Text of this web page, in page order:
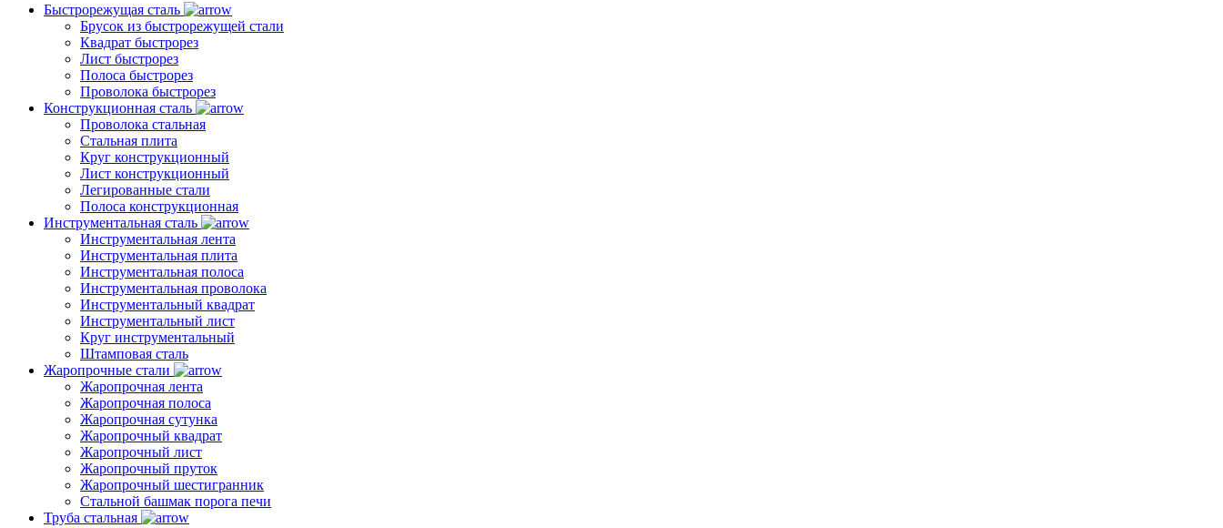
Быстрорежущая сталь
Брусок из быстрорежущей стали
Квадрат быстрорез
Лист быстрорез
Полоса быстрорез
Проволока быстрорез
Конструкционная сталь
Проволока стальная
Стальная плита
Круг конструкционный
Лист конструкционный
Легированные стали
Полоса конструкционная
Инструментальная сталь
Инструментальная лента
Инструментальная плита
Инструментальная полоса
Инструментальная проволока
Инструментальный квадрат
Инструментальный лист
Круг инструментальный
Штамповая сталь
Жаропрочные стали
Жаропрочная лента
Жаропрочная полоса
Жаропрочная сутунка
Жаропрочный квадрат
Жаропрочный лист
Жаропрочный пруток
Жаропрочный шестигранник
Стальной башмак порога печи
Труба стальная